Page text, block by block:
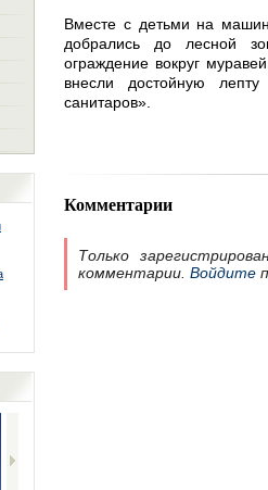
Вместе с детьми на
добрались до лесной
ограждение вокруг
внесли достойную
санитаров».
Комментарии
Только
комментарии. Войдите